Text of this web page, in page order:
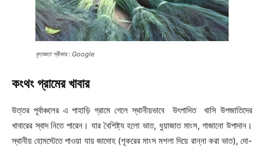
কৃতজ্ঞতা স্বীকার : Google
কংথং গ্রামের খাবার
উত্তর পূর্বাঞ্চলের এ পাহাড়ি গ্রামে গেলে স্থানীয়ভাবে উৎপাদিত খাসি উপজাতিদের
খাবারের স্বাদ নিতে পারেন। যার বৈশিষ্ট্য হলো ভাত, ধুয়াজাত মাংস, গাজানো উপাদান।
স্থানীয় হোমস্টেতে পাওয়া যায় জাদোহ (শূকরের মাংস মশলা দিয়ে রান্না করা ভাত), দো-